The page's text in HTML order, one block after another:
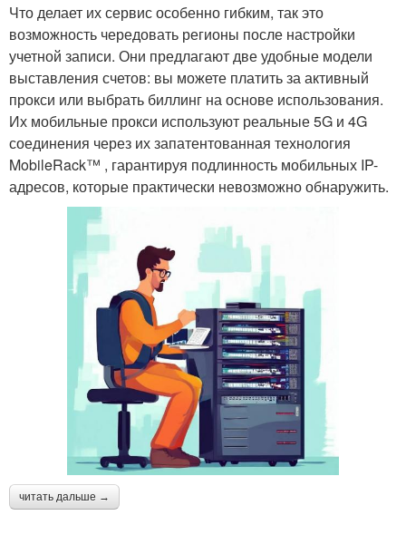
Что делает их сервис особенно гибким, так это
возможность чередовать регионы после настройки
учетной записи. Они предлагают две удобные модели
выставления счетов: вы можете платить за активный
прокси или выбрать биллинг на основе использования.
Их мобильные прокси используют реальные 5G и 4G
соединения через их запатентованная технология
MobileRack™ , гарантируя подлинность мобильных IP-
адресов, которые практически невозможно обнаружить.
читать дальше →